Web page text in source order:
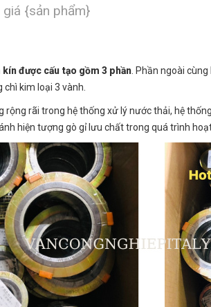
{sản phẩm}
kín được cấu tạo gồm 3 phần. Phần ngoài
chì kim loại 3 vành.
rộng rãi trong hệ thống xử lý nước thải, hệ
hiện tượng gò gỉ lưu chất trong quá trình